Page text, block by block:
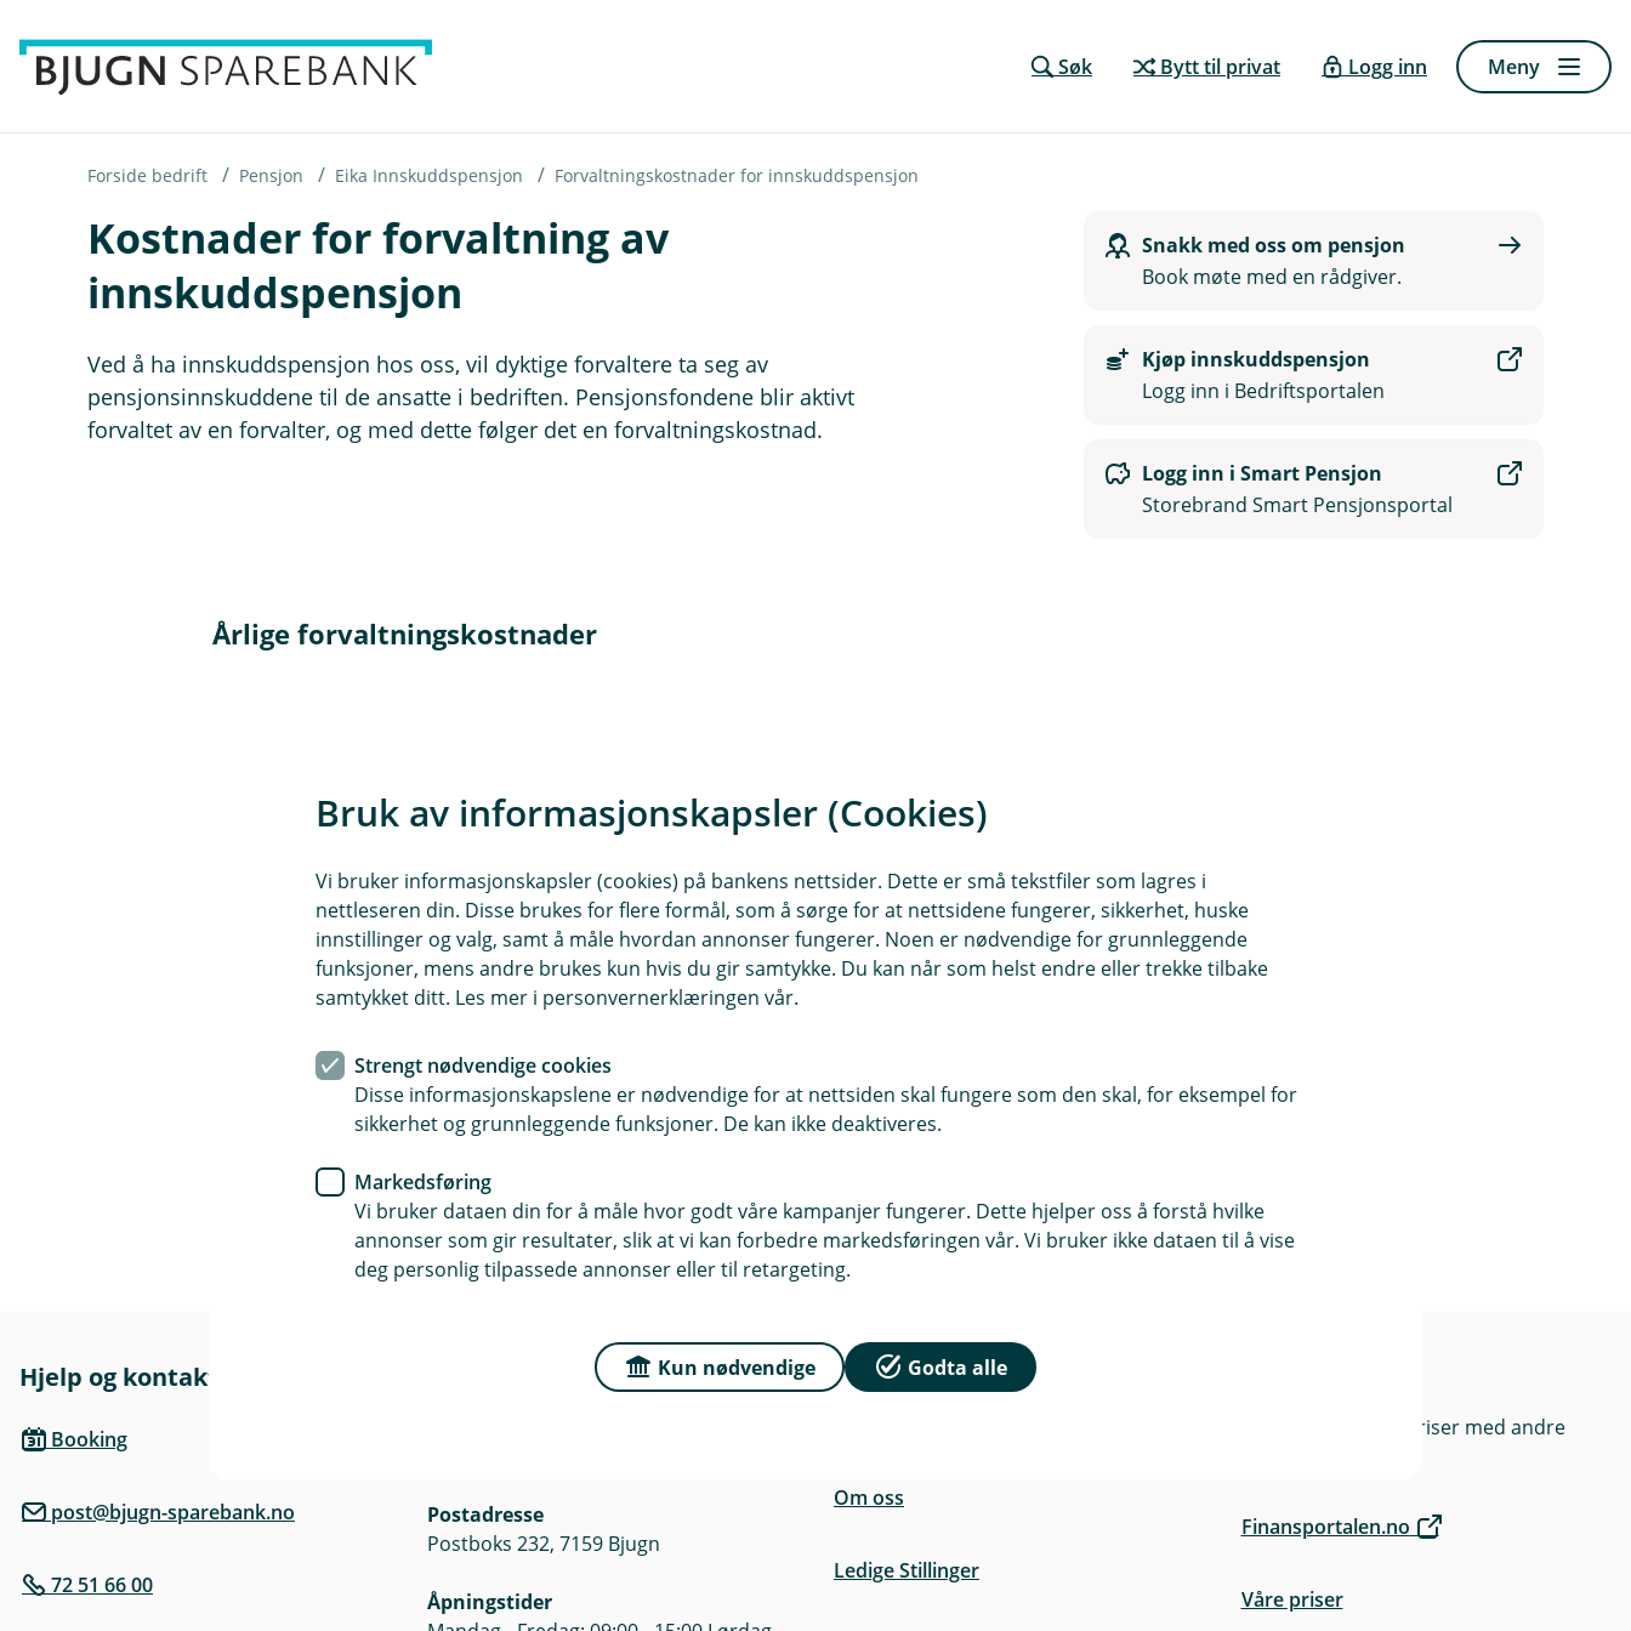
Søk Bytt til privat Logg inn Meny
Forside bedrift Pensjon Eika Innskuddspensjon Forvaltningskostnader for innskuddspensjon
Kostnader for forvaltning av
innskuddspensjon
Ved å ha innskuddspensjon hos oss, vil dyktige forvaltere ta seg av
pensjonsinnskuddene til de ansatte i bedriften. Pensjonsfondene blir aktivt
forvaltet av en forvalter, og med dette følger det en forvaltningskostnad.
Snakk med oss om pensjon
Book møte med en rådgiver.
Kjøp innskuddspensjon
Logg inn i Bedriftsportalen
Logg inn i Smart Pensjon
Storebrand Smart Pensjonsportal
Årlige forvaltningskostnader
1 000 000 - 2 999 999 0,85 %
3 000 000 - 4 999 999 0,75 %
5 000 000 - 7 499 999 0,60 %
7 500 000 - 9 999 999
0,40 %
Hjelp og kontakt
Booking
post@bjugn-sparebank.no
72 51 66 00
Her finner du oss
Postadresse
Postboks 232, 7159 Bjugn
Åpningstider
Om Bjugn Sparebank
Om oss
Ledige Stillinger
Sammenlign våre priser med andre
Finansportalen.no
Våre priser
Bruk av informasjonskapsler (Cookies)
Vi bruker informasjonskapsler (cookies) på bankens nettsider. Dette er små tekstfiler som lagres i
nettleseren din. Disse brukes for flere formål, som å sørge for at nettsidene fungerer, sikkerhet, huske
innstillinger og valg, samt å måle hvordan annonser fungerer. Noen er nødvendige for grunnleggende
funksjoner, mens andre brukes kun hvis du gir samtykke. Du kan når som helst endre eller trekke tilbake
samtykket ditt. Les mer i personvernerklæringen vår.
Strengt nødvendige cookies
Disse informasjonskapslene er nødvendige for at nettsiden skal fungere som den skal, for eksempel for
sikkerhet og grunnleggende funksjoner. De kan ikke deaktiveres.
Markedsføring
Vi bruker dataen din for å måle hvor godt våre kampanjer fungerer. Dette hjelper oss å forstå hvilke
annonser som gir resultater, slik at vi kan forbedre markedsføringen vår. Vi bruker ikke dataen til å vise
deg personlig tilpassede annonser eller til retargeting.
Kun nødvendige Godta alle